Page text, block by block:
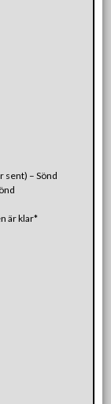
sent) – Sönd
är klar*